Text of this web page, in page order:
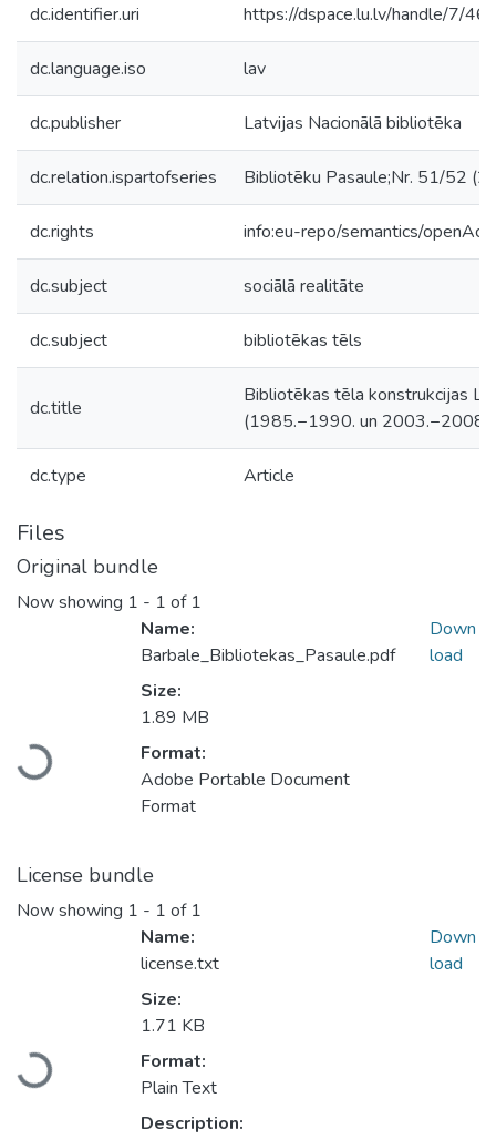
dc.identifier.uri https://dspace.lu.lv/handle/7/
dc.language.iso lav
dc.publisher Latvijas Nacionālā bibliotēka
dc.relation.ispartofseries Bibliotēku Pasaule;Nr. 51/52
dc.rights info:eu-repo/semantics/
dc.subject sociālā realitāte
dc.subject bibliotēkas tēls
dc.title
Bibliotēkas tēla konstrukcijas
(1985.−1990. un 2003.−2008.).
dc.type Article
Files
Original bundle
Now showing 1 - 1 of 1
Loading...
Name:
Barbale_Bibliotekas_Pasaule.pdf
Size:
1.89 MB
Format:
Adobe Portable Document
Format
Down
load
License bundle
Now showing 1 - 1 of 1
Loading...
Name:
license.txt
Size:
1.71 KB
Format:
Plain Text
Description:
Down
load